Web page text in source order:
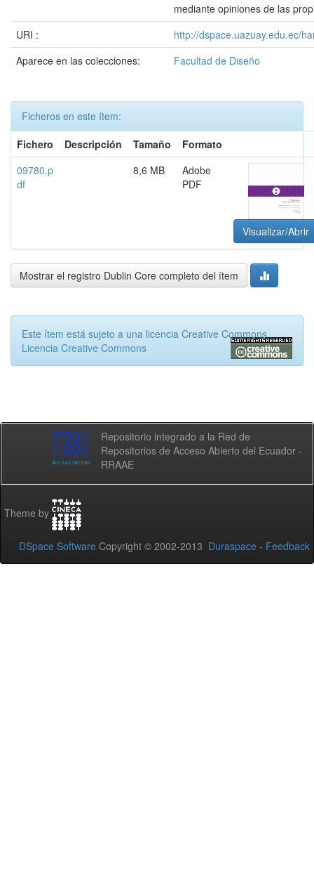
mediante opiniones de las
URI :
http://dspace.uazuay.edu.ec/
Aparece en las colecciones:
Facultad de Diseño
Ficheros en este ítem:
Fichero
Descripción Tamaño
Formato
09780.p
df
8,6 MB
Adobe
PDF
Visualizar/Abrir
Mostrar el registro Dublin Core completo del ítem
Este ítem está sujeto a una licencia Creative Commons
Licencia Creative Commons
Repositorio integrado a la Red de
Repositorios de Acceso Abierto del Ecuador -
RRAAE
Theme by
DSpace Software Copyright © 2002-2013 Duraspace - Feedback